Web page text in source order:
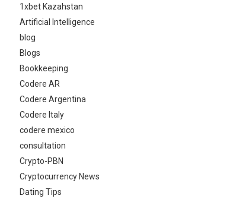
1xbet Kazahstan
Artificial Intelligence
blog
Blogs
Bookkeeping
Codere AR
Codere Argentina
Codere Italy
codere mexico
consultation
Crypto-PBN
Cryptocurrency News
Dating Tips